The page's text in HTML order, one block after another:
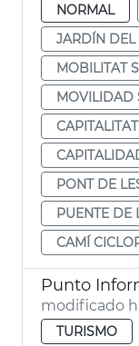
NORMAL
JARDÍN DEL
MOBILITAT
MOVILIDAD
PONT DE
PUENTE DE
CAMÍ
modificado
TURISMO